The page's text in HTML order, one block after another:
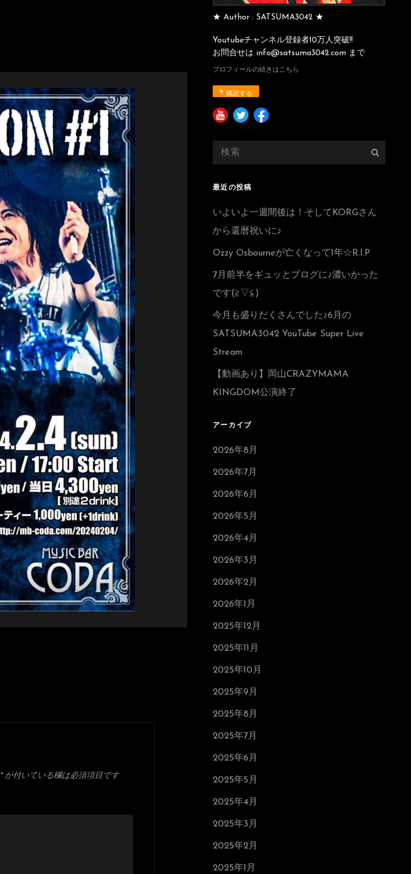
*が付いている欄は必須項目です
★ Author : SATSUMA3042 ★
Youtubeチャンネル登録者10万人突破!!
お問合せは info@satsuma3042.com まで
プロフィールの続きはこちら
購読する
索
最近の投稿
いよいよ一週間後は！そしてKORGさん
から還暦祝いに♪
Ozzy Osbourneが亡くなって1年☆R.I.P
7月前半をギュッとブログに♪濃いかった
です(≧▽≦)
今月も盛りだくさんでした♪6月の
SATSUMA3042 YouTube Super Live
Stream
【動画あり】岡山CRAZYMAMA
KINGDOM公演終了
アーカイブ
2026年8月
2026年7月
2026年6月
2026年5月
2026年4月
2026年3月
2026年2月
2026年1月
2025年12月
2025年11月
2025年10月
2025年9月
2025年8月
2025年7月
2025年6月
2025年5月
2025年4月
2025年3月
2025年2月
2025年1月